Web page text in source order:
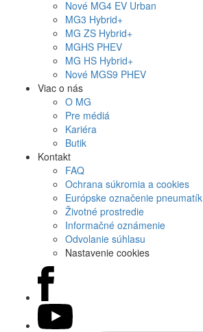
Nové MG4 EV Urban
MG3 Hybrid+
MG ZS Hybrid+
MGHS PHEV
MG HS Hybrid+
Nové MGS9 PHEV
Viac o nás
O MG
Pre médiá
Kariéra
Butik
Kontakt
FAQ
Ochrana súkromia a cookies
Európske označenie pneumatík
Životné prostredie
Informačné oznámenie
Odvolanie súhlasu
Nastavenie cookies